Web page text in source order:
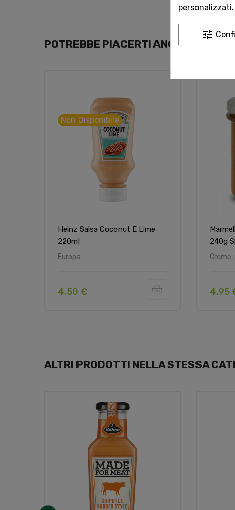
POTREBBE PIACERTI ANCHE
Heinz Salsa Coconut E Lime
220ml
Europa
Non Disponibile
4,50 €
240g
4,95
ALTRI PRODOTTI NELLA STESSA
tune